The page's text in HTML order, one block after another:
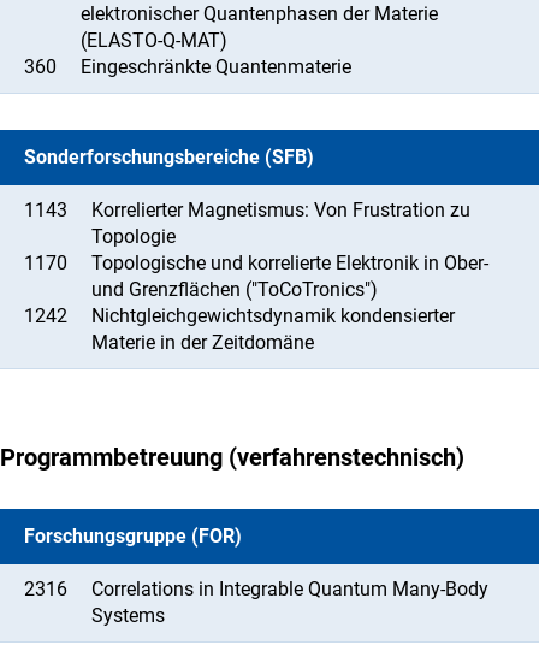
elektronischer Quantenphasen der Materie
(ELASTO-Q-MAT)
360
Eingeschränkte Quantenmaterie
Sonderforschungsbereiche (SFB)
1143
Korrelierter Magnetismus: Von Frustration zu
Topologie
1170
Topologische und korrelierte Elektronik in Ober-
und Grenzflächen ("ToCoTronics")
1242
Nichtgleichgewichtsdynamik kondensierter
Materie in der Zeitdomäne
Programmbetreuung (verfahrenstechnisch)
Forschungsgruppe (FOR)
2316
Correlations in Integrable Quantum Many-Body
Systems